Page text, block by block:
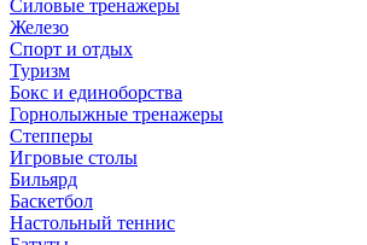
Силовые тренажеры
Железо
Спорт и отдых
Туризм
Бокс и единоборства
Горнолыжные тренажеры
Степперы
Игровые столы
Бильярд
Баскетбол
Настольный теннис